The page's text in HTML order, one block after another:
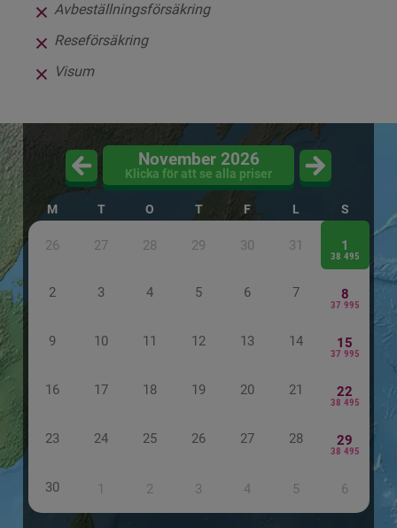
Avbeställningsförsäkring
Reseförsäkring
Visum
November 2026
Klicka för att se alla priser
M T O T F L S
26 27 28 29 30 31 1
38 495
2 3 4 5 6 7 8
37 995
9 10 11 12 13 14 15
37 995
16 17 18 19 20 21 22
38 495
23 24 25 26 27 28 29
38 495
30 1 2 3 4 5 6